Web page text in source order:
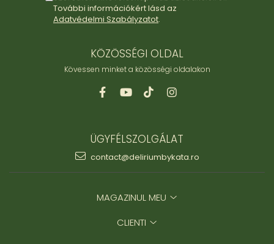
További információkért lásd az
Adatvédelmi Szabályzatot.
KÖZÖSSÉGI OLDAL
Kövessen minket a közösségi oldalakon
ÜGYFÉLSZOLGÁLAT
contact@deliriumbykata.ro
MAGAZINUL MEU
CLIENTI